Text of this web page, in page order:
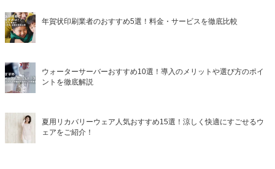
年賀状印刷業者のおすすめ5選！料金・サービスを徹底比較
ウォーターサーバーおすすめ10選！導入のメリットや選び方のポイ
ントを徹底解説
夏用リカバリーウェア人気おすすめ15選！涼しく快適にすごせるウ
ェアをご紹介！